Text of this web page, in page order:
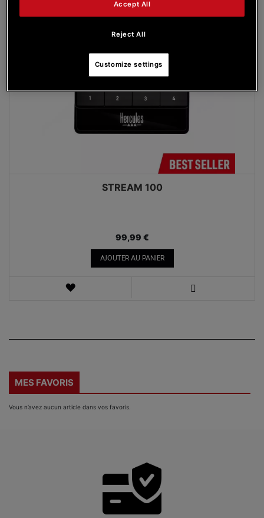
STREAM 100
99,99 €
AJOUTER AU PANIER
AJOUTER
MES FAVORIS
Vous n’avez aucun article dans vos favoris.
Reject All
Accept All
Customize settings